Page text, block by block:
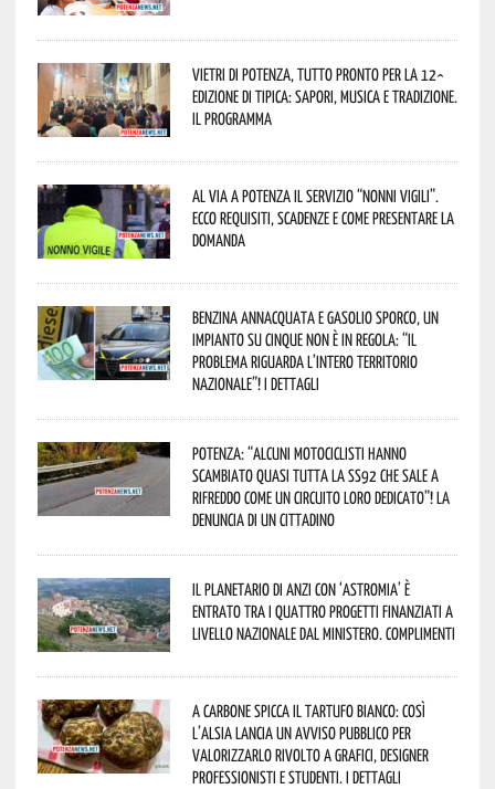
Vietri di Potenza, tutto pronto per la 12^
Edizione di Tipica: sapori, musica e tradizione.
Il programma
Al via a Potenza il servizio “Nonni Vigili”.
Ecco requisiti, scadenze e come presentare la
domanda
Benzina annacquata e gasolio sporco, un
impianto su cinque non è in regola: “il
problema riguarda l’intero territorio
Nazionale”! I dettagli
Potenza: “alcuni motociclisti hanno
scambiato quasi tutta la SS92 che sale a
Rifreddo come un circuito loro dedicato”! La
denuncia di un cittadino
Il Planetario di Anzi con ‘Astromia’ è
entrato tra i quattro progetti finanziati a
livello nazionale dal Ministero. Complimenti
A Carbone spicca il tartufo bianco: così
l’Alsia lancia un avviso pubblico per
valorizzarlo rivolto a grafici, designer
professionisti e studenti. I dettagli